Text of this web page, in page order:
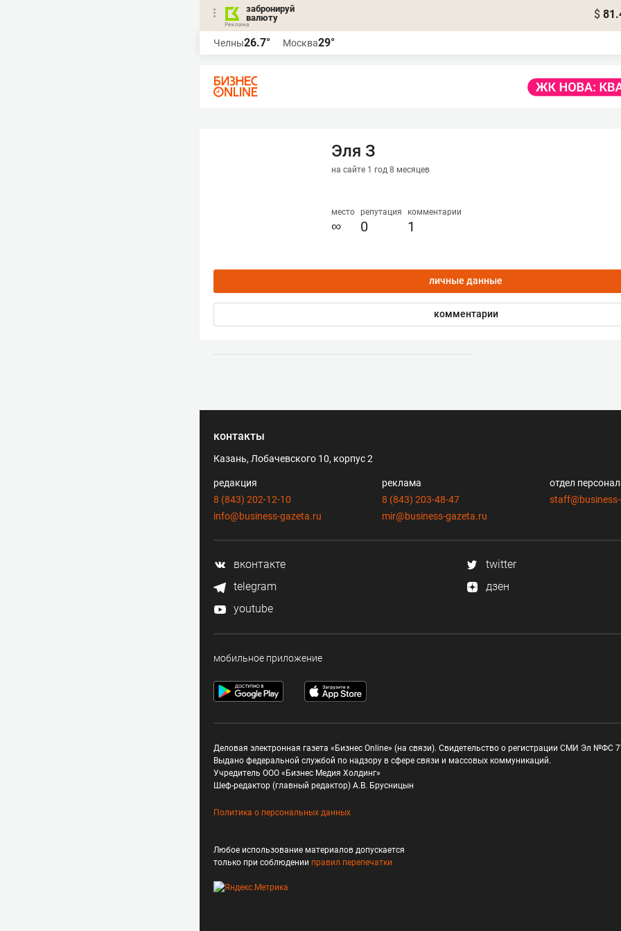
забронируй
валюту
$
Челны26.7° Москва29°
Эля З
на сайте 1 год 8 месяцев
место
∞
репутация
0
комментарии
1
личные данные
комментарии
контакты
Казань, Лобачевского 10, корпус 2
редакция
8 (843) 202-12-10
info@business-gazeta.ru
реклама
8 (843) 203-48-47
mir@business-gazeta.ru
отдел
вконтакте
twitter
telegram
дзен
youtube
мобильное приложение
Деловая электронная газета «Бизнес Online» (на связи). Свидетельство о регистрации СМИ Эл №ФС
Выдано федеральной службой по надзору в сфере связи и массовых коммуникаций.
Учредитель ООО «Бизнес Медия Холдинг»
Шеф-редактор (главный редактор) А.В. Брусницын
Политика о персональных данных
Любое использование материалов допускается
только при соблюдении правил перепечатки